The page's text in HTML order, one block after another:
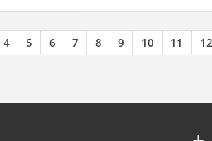
4 5 6 7 8 9 10 11 12